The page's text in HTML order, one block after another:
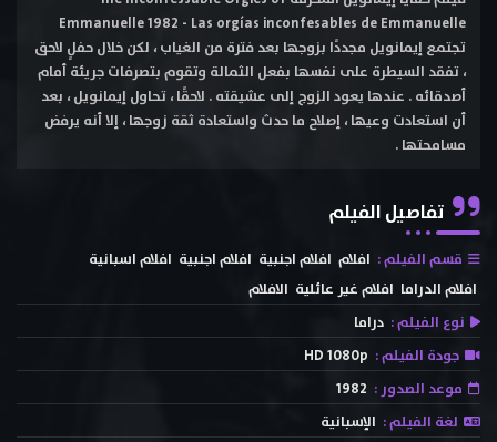
Emmanuelle 1982 - Las orgías inconfesables de Emmanuelle
تجتمع إيمانويل مجددًا بزوجها بعد فترة من الغياب ، لكن خلال حفلٍ لاحق
، تفقد السيطرة على نفسها بفعل الثمالة وتقوم بتصرفات جريئة أمام
أصدقائه . عندها يعود الزوج إلى عشيقته . لاحقًا ، تحاول إيمانويل ، بعد
أن استعادت وعيها ، إصلاح ما حدث واستعادة ثقة زوجها ، إلا أنه يرفض
مسامحتها .
تفاصيل الفيلم
قسم الفيلم : افلام افلام اجنبية افلام اجنبية افلام اسبانية
افلام الدراما افلام غير عائلية الافلام
نوع الفيلم : دراما
جودة الفيلم : HD 1080p
موعد الصدور : 1982
لغة الفيلم : الإسبانية